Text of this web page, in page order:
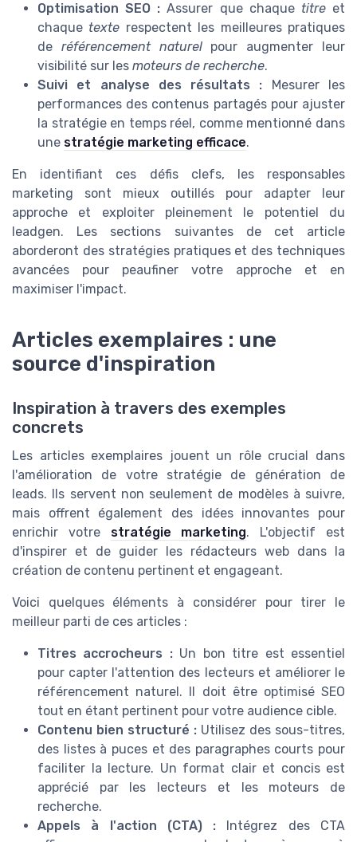
Optimisation SEO : Assurer que chaque titreet
chaque texte respectent les meilleures pratiques
de référencement naturelpour augmenter leur
visibilité sur les moteurs de recherche.
Suivi et analyse des résultats : Mesurer les
performances des contenus partagés pour ajuster
la stratégie en temps réel, comme mentionné dans
une stratégie marketing efficace.
En identifiant ces défis clefs, les responsables
marketing sont mieux outillés pour adapter leur
approche et exploiter pleinement le potentiel du
leadgen. Les sections suivantes de cet article
aborderont des stratégies pratiques et des techniques
avancées pour peaufiner votre approche et en
maximiser l'impact.
Articles exemplaires : une
source d'inspiration
Inspiration à travers des exemples
concrets
Les articles exemplaires jouent un rôle crucial dans
l'amélioration de votre stratégie de génération de
leads. Ils servent non seulement de modèles à suivre,
mais offrent également des idées innovantes pour
enrichir votre stratégie marketing. L'objectif est
d'inspirer et de guider les rédacteurs web dans la
création de contenu pertinent et engageant.
Voici quelques éléments à considérer pour tirer le
meilleur parti de ces articles :
Titres accrocheurs :Un bon titre est essentiel
pour capter l'attention des lecteurs et améliorer le
référencement naturel. Il doit être optimisé SEO
tout en étant pertinent pour votre audience cible.
Contenu bien structuré : Utilisez des sous-titres,
des listes à puces et des paragraphes courts pour
faciliter la lecture. Un format clair et concis est
apprécié par les lecteurs et les moteurs de
recherche.
Appels à l'action (CTA) : Intégrez des CTA